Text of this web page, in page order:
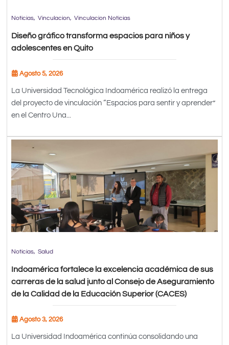
Noticias Vinculacion Vinculacion Noticias
Diseño gráfico transforma espacios para niños y
adolescentes en Quito
Agosto 5, 2026
La Universidad Tecnológica Indoamérica realizó la entrega
del proyecto de vinculación “Espacios para sentir y aprender”
en el Centro Una...
Noticias Salud
Indoamérica fortalece la excelencia académica de sus
carreras de la salud junto al Consejo de Aseguramiento
de la Calidad de la Educación Superior (CACES)
Agosto 3, 2026
La Universidad Indoamérica continúa consolidando una